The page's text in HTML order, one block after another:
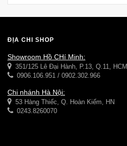
ĐỊA CHỈ SHOP
Showroom Hồ CHí Minh:
351/125 Lê Đại Hành, P.13, Q.11, HCM
0906.106.951 / 0902.302.966
Chi nhánh Hà Nội:
53 Hàng Thiếc, Q. Hoàn Kiếm, HN
0243.8260070